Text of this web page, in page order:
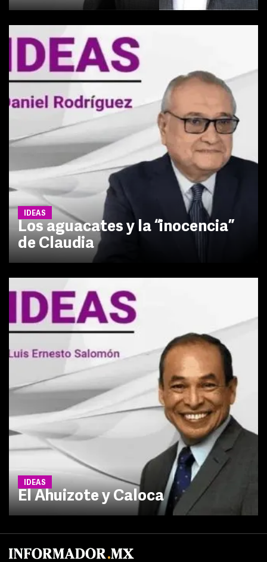
IDEAS
Los aguacates y la “inocencia”
de Claudia
IDEAS
El Ahuizote y Caloca